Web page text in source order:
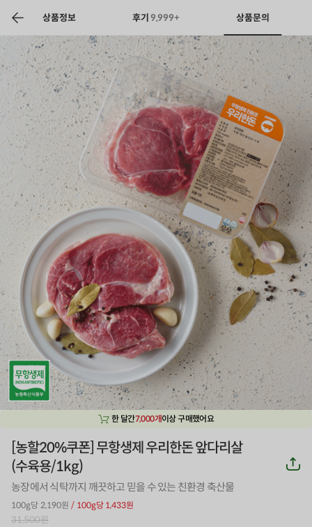
상품정보 후기 9,999+ 상품문의
공인 농축산물할인 찬들마루 주문/배송 고객센터
한 달간7,000개이상 구매했어요
[농할20%쿠폰] 무항생제 우리한돈 앞다리살
(수육용/1kg)
농장에서 식탁까지 깨끗하고 믿을 수 있는 친환경 축산물
100g당 2,190원 / 100g당 1,433원
31,500원
공
유